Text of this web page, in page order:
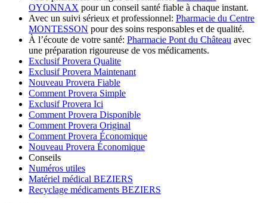
OYONNAX pour un conseil santé fiable à chaque instant.
Avec un suivi sérieux et professionnel: Pharmacie du Centre
MONTESSON pour des soins responsables et de qualité.
À l’écoute de votre santé: Pharmacie Pont du Château avec
une préparation rigoureuse de vos médicaments.
Exclusif Provera Qualite
Exclusif Provera Maintenant
Nouveau Provera Fiable
Comment Provera Simple
Exclusif Provera Ici
Comment Provera Disponible
Comment Provera Original
Comment Provera Économique
Nouveau Provera Économique
Conseils
Numéros utiles
Matériel médical BEZIERS
Recyclage médicaments BEZIERS